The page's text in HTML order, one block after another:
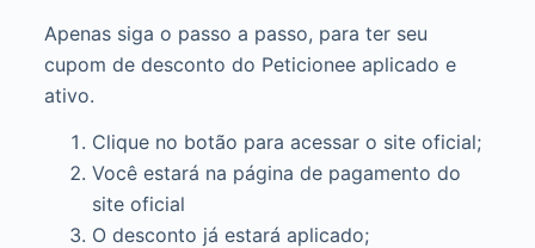
Apenas siga o passo a passo, para ter seu
cupom de desconto do Peticionee aplicado e
ativo.
Clique no botão para acessar o site oficial;
Você estará na página de pagamento do
site oficial
O desconto já estará aplicado;